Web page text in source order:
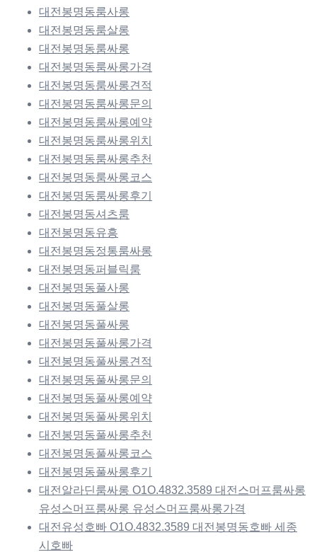
대전봉명동룸사롱
대전봉명동룸살롱
대전봉명동룸싸롱
대전봉명동룸싸롱가격
대전봉명동룸싸롱견적
대전봉명동룸싸롱문의
대전봉명동룸싸롱예약
대전봉명동룸싸롱위치
대전봉명동룸싸롱추천
대전봉명동룸싸롱코스
대전봉명동룸싸롱후기
대전봉명동셔츠룸
대전봉명동유흥
대전봉명동정통룸싸롱
대전봉명동퍼블릭룸
대전봉명동풀사롱
대전봉명동풀살롱
대전봉명동풀싸롱
대전봉명동풀싸롱가격
대전봉명동풀싸롱견적
대전봉명동풀싸롱문의
대전봉명동풀싸롱예약
대전봉명동풀싸롱위치
대전봉명동풀싸롱추천
대전봉명동풀싸롱코스
대전봉명동풀싸롱후기
대전알라딘룸싸롱 O1O.4832.3589 대전스머프룸싸롱
유성스머프룸싸롱 유성스머프룸싸롱가격
대전유성호빠 O1O.4832.3589 대전봉명동호빠 세종
시호빠